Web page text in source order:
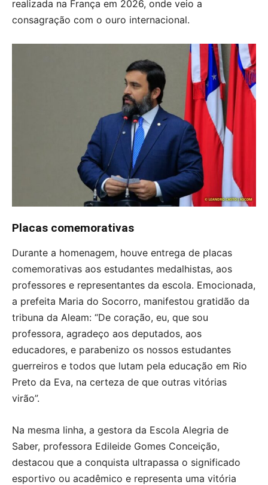
realizada na França em 2026, onde veio a
consagração com o ouro internacional.
Placas comemorativas
Durante a homenagem, houve entrega de placas
comemorativas aos estudantes medalhistas, aos
professores e representantes da escola. Emocionada,
a prefeita Maria do Socorro, manifestou gratidão da
tribuna da Aleam: “De coração, eu, que sou
professora, agradeço aos deputados, aos
educadores, e parabenizo os nossos estudantes
guerreiros e todos que lutam pela educação em Rio
Preto da Eva, na certeza de que outras vitórias
virão”.
Na mesma linha, a gestora da Escola Alegria de
Saber, professora Edileide Gomes Conceição,
destacou que a conquista ultrapassa o significado
esportivo ou acadêmico e representa uma vitória